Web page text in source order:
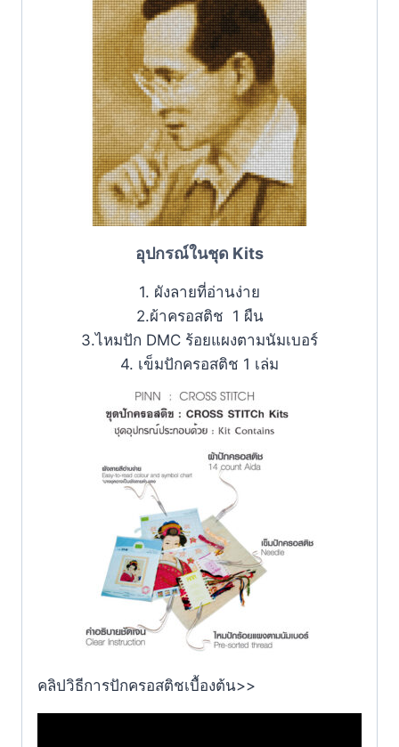
อุปกรณ์ในชุด Kits
1. ผังลายที่อ่านง่าย
2.ผ้าครอสติช 1 ผืน
3.ไหมปัก DMC ร้อยแผงตามนัมเบอร์
4. เข็มปักครอสติช 1 เล่ม
คลิปวิธีการปักครอสติชเบื้องต้น>>